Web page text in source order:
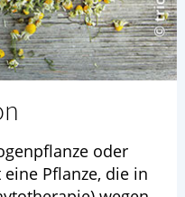
oder
Pflanze, die in